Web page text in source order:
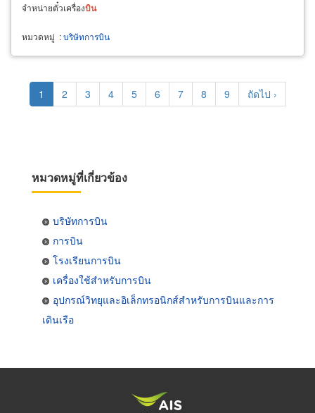
จำหน่ายตั๋วเครื่องบิน
หมวดหมู่ :บริษัทการบิน
Pagination
Current
page
1 Page
2 Page
3 Page
4 Page
5 Page
6 Page
7 Page
8 Page
9
Next
page
ถัดไป ›
หมวดหมู่ที่เกี่ยวข้อง
บริษัทการบิน
การบิน
โรงเรียนการบิน
เครื่องใช้สำหรับการบิน
อุปกรณ์วิทยุและอิเล็กทรอนิกส์สำหรับการบินและการ
เดินเรือ